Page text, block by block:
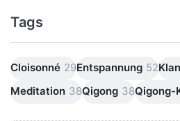
Tags
Cloisonné 29Entspannung 52
Meditation 38Qigong 38Qigong-